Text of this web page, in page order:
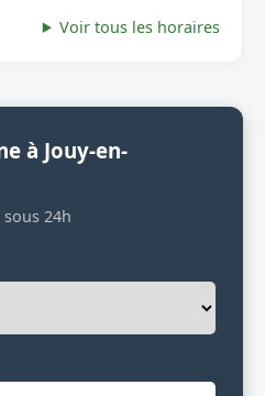
Voir tous les horaires
à Jouy-en-
24h